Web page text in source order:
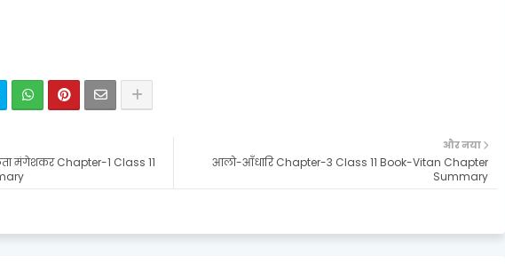
और नया
आलो-आँधारि Chapter-3 Class 11 Book-Vitan Chapter
Summary
मंगेशकर Chapter-1 Class 11